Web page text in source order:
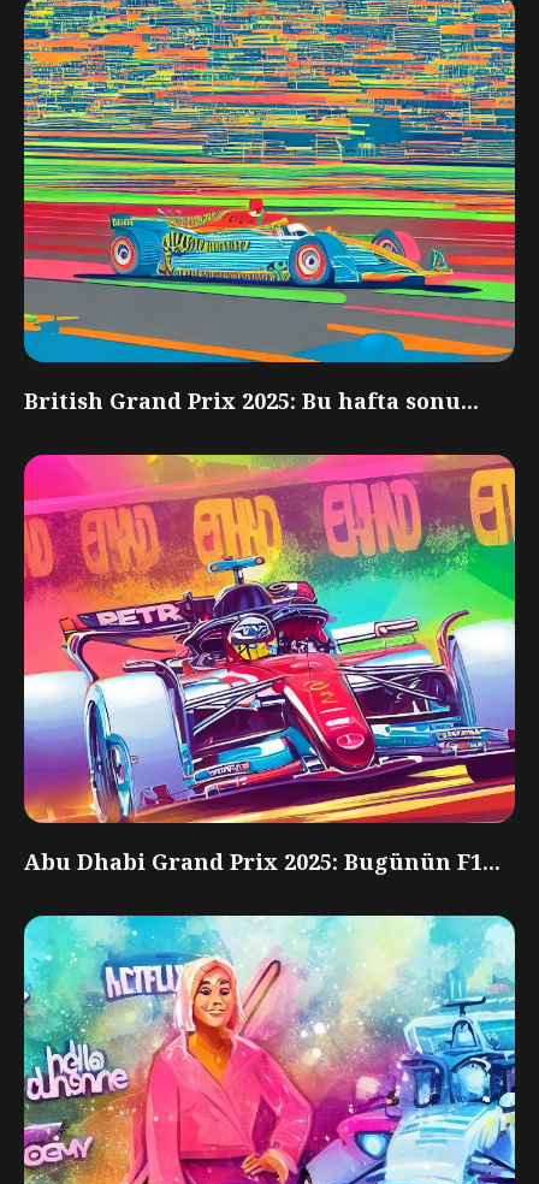
British Grand Prix 2025: Bu hafta sonu...
Abu Dhabi Grand Prix 2025: Bugünün F1...